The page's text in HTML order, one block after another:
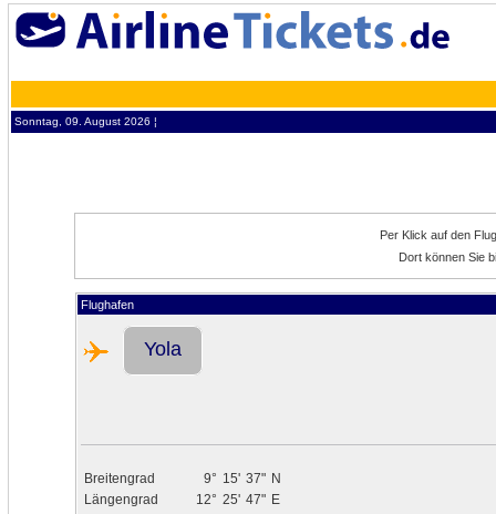
Sonntag, 09. August 2026 ¦
Per Klick auf den
Dort können Sie
Flughafen
Yola
Breitengrad 9° 15' 37" N
Längengrad
12° 25' 47" E